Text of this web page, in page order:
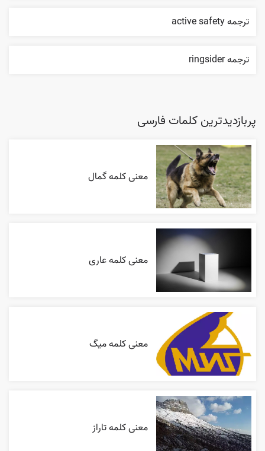
ترجمه active safety
ترجمه ringsider
پربازدیدترین کلمات فارسی
معنی کلمه گمال
معنی کلمه عاری
معنی کلمه میگ
معنی کلمه تاراز